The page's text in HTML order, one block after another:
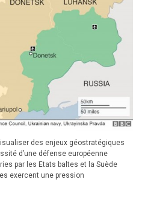
des enjeux géostratégiques
d’une défense européenne
par les Etats baltes et la Suède
exercent une pression